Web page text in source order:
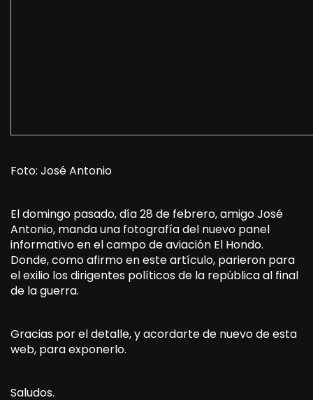
Foto: José Antonio
El domingo pasado, día 28 de febrero, amigo José
Antonio, manda una fotografía del nuevo panel
informativo en el campo de aviación El Hondo.
Donde, como afirmo en este artículo, parieron para
el exilio los dirigentes políticos de la república al final
de la guerra.
Gracias por el detalle, y acordarte de nuevo de esta
web, para exponerlo.
Saludos.